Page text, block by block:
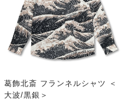
葛飾北斎 フランネルシャツ ＜
大波/黒銀＞